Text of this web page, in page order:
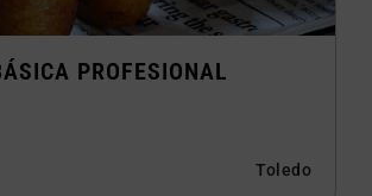
PROFESIONAL
Toledo